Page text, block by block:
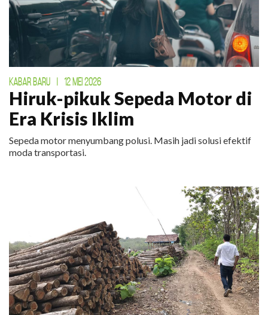
KABAR BARU 12 MEI 2026
Hiruk-pikuk Sepeda Motor di
Era Krisis Iklim
Sepeda motor menyumbang polusi. Masih jadi solusi efektif
moda transportasi.